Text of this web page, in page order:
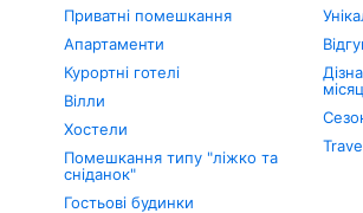
Приватні помешкання
Апартаменти
Курортні готелі
Вілли
Хостели
Помешкання типу "ліжко та
сніданок"
Гостьові будинки